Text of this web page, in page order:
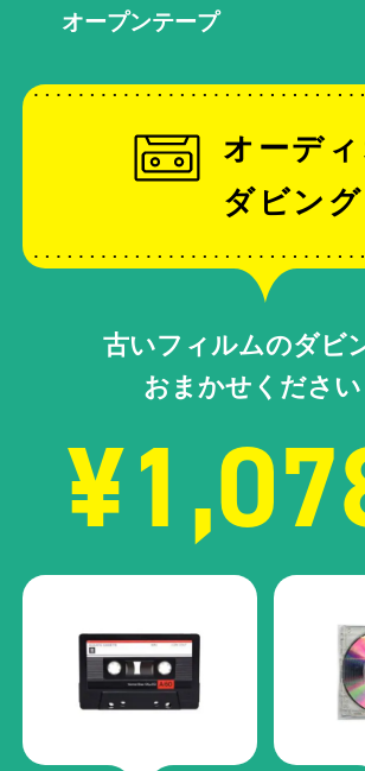
オープンテープ
オーディ
ダビング
古いフィルムのダビ
おまかせください